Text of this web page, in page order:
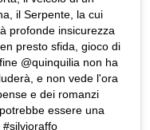
il Serpente, la cui
profonde insicurezza
presto sfida, gioco di
@quinquilia non ha
e non vede l'ora
e dei romanzi
essere una
#silvioraffo